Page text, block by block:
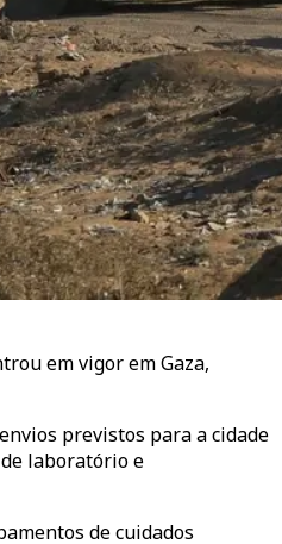
em vigor em Gaza,
previstos para a cidade
laboratório e
de cuidados